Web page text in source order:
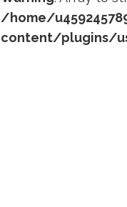
/home/
content/plugins/